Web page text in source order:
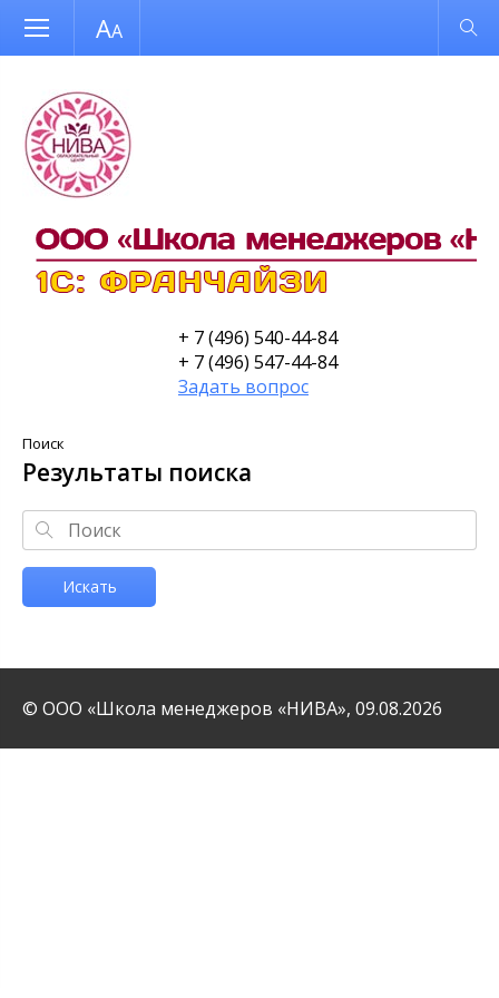
Размер шрифта Обычная версия
+ 7 (496) 540-44-84
+ 7 (496) 547-44-84
Задать вопрос
Поиск
Результаты поиска
Искать
© ООО «Школа менеджеров «НИВА», 09.08.2026